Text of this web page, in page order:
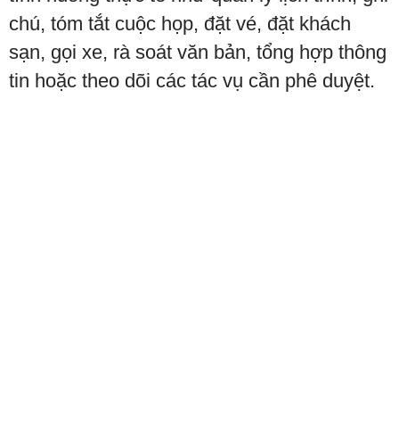
chú, tóm tắt cuộc họp, đặt vé, đặt khách
sạn, gọi xe, rà soát văn bản, tổng hợp thông
tin hoặc theo dõi các tác vụ cần phê duyệt.